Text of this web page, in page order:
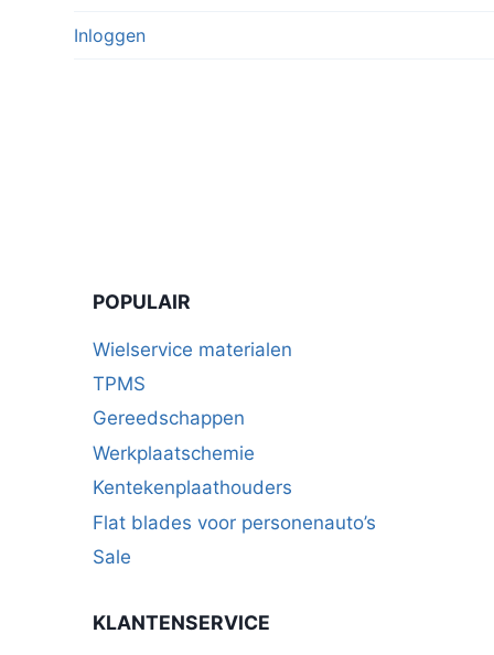
Inloggen
POPULAIR
Wielservice materialen
TPMS
Gereedschappen
Werkplaatschemie
Kentekenplaathouders
Flat blades voor personenauto’s
Sale
KLANTENSERVICE